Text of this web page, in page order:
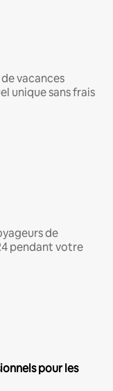
vacances
unique sans frais
de
pendant votre
pour les